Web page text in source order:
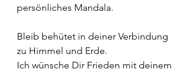
persönliches Mandala.
Bleib behütet in deiner Verbindung
zu Himmel und Erde.
Ich wünsche Dir Frieden mit deinem